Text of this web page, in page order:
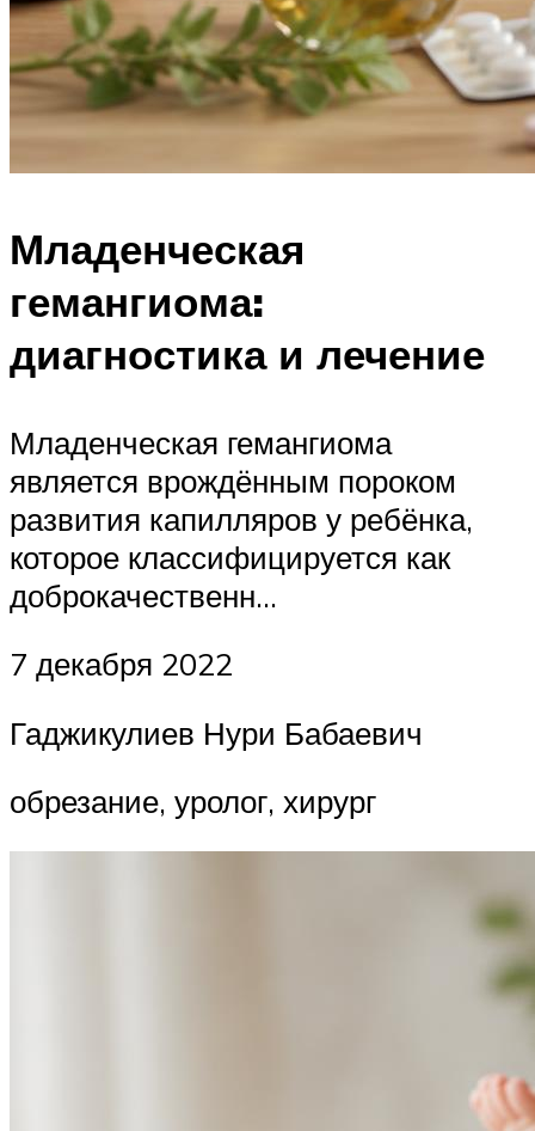
Младенческая
гемангиома:
диагностика и лечение
Младенческая гемангиома
является врождённым пороком
развития капилляров у ребёнка,
которое классифицируется как
доброкачественн…
7 декабря 2022
Гаджикулиев Нури Бабаевич
обрезание, уролог, хирург